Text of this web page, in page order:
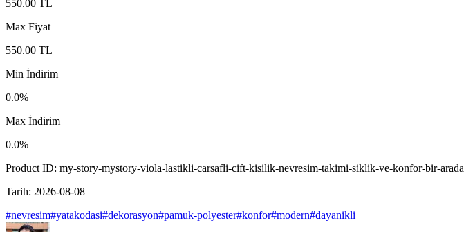
550.00 TL
Max Fiyat
550.00 TL
Min İndirim
0.0%
Max İndirim
0.0%
Product ID: my-story-mystory-viola-lastikli-carsafli-cift-kisilik-nevresim-takimi-siklik-ve-konfor-bir-arada
Tarih: 2026-08-08
#nevresim#yatakodasi#dekorasyon#pamuk-polyester#konfor#modern#dayanikli